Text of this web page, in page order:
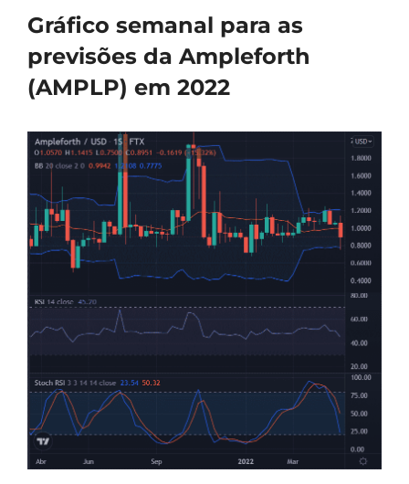
Gráfico semanal para as
previsões da Ampleforth
(AMPLP) em 2022